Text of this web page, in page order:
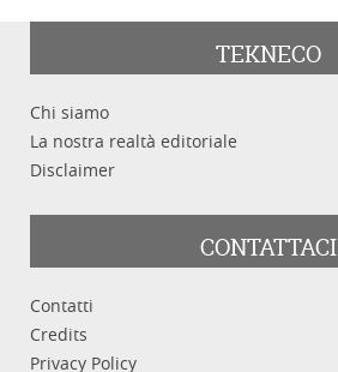
TEKNECO
Chi siamo
La nostra realtà editoriale
Disclaimer
CONTATTACI
Contatti
Credits
Privacy Policy